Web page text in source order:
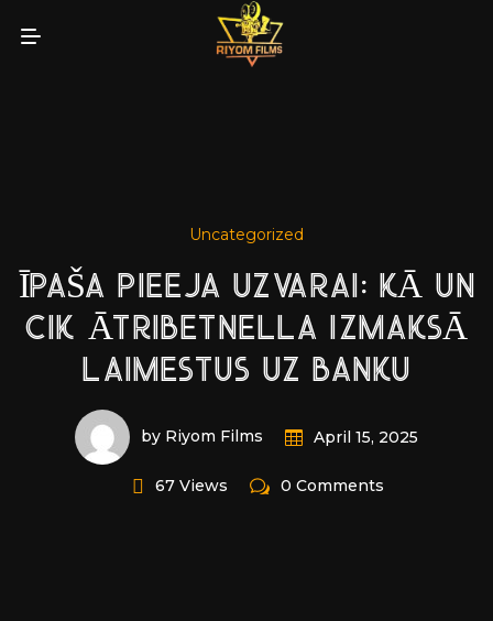
Uncategorized
ĪPAŠA PIEEJA UZVARAI: KĀ UN
CIK ĀTRIBETNELLA IZMAKSĀ
LAIMESTUS UZ BANKU
by Riyom Films April 15, 2025
67 Views 0 Comments